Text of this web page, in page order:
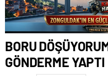
BORU
GÖNDERME YAPTI